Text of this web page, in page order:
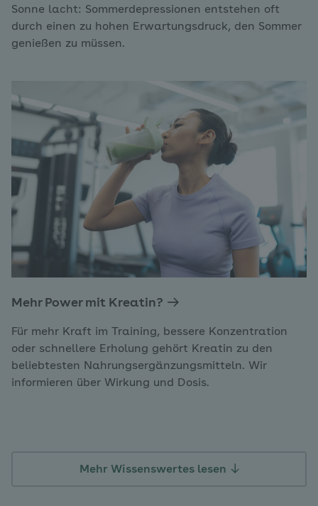
Sonne lacht: Sommerdepressionen entstehen oft
durch einen zu hohen Erwartungsdruck, den Sommer
genießen zu müssen.
Mehr Power mit Kreatin?
Für mehr Kraft im Training, bessere Konzentration
oder schnellere Erholung gehört Kreatin zu den
beliebtesten Nahrungsergänzungsmitteln. Wir
informieren über Wirkung und Dosis.
Mehr Wissenswertes lesen